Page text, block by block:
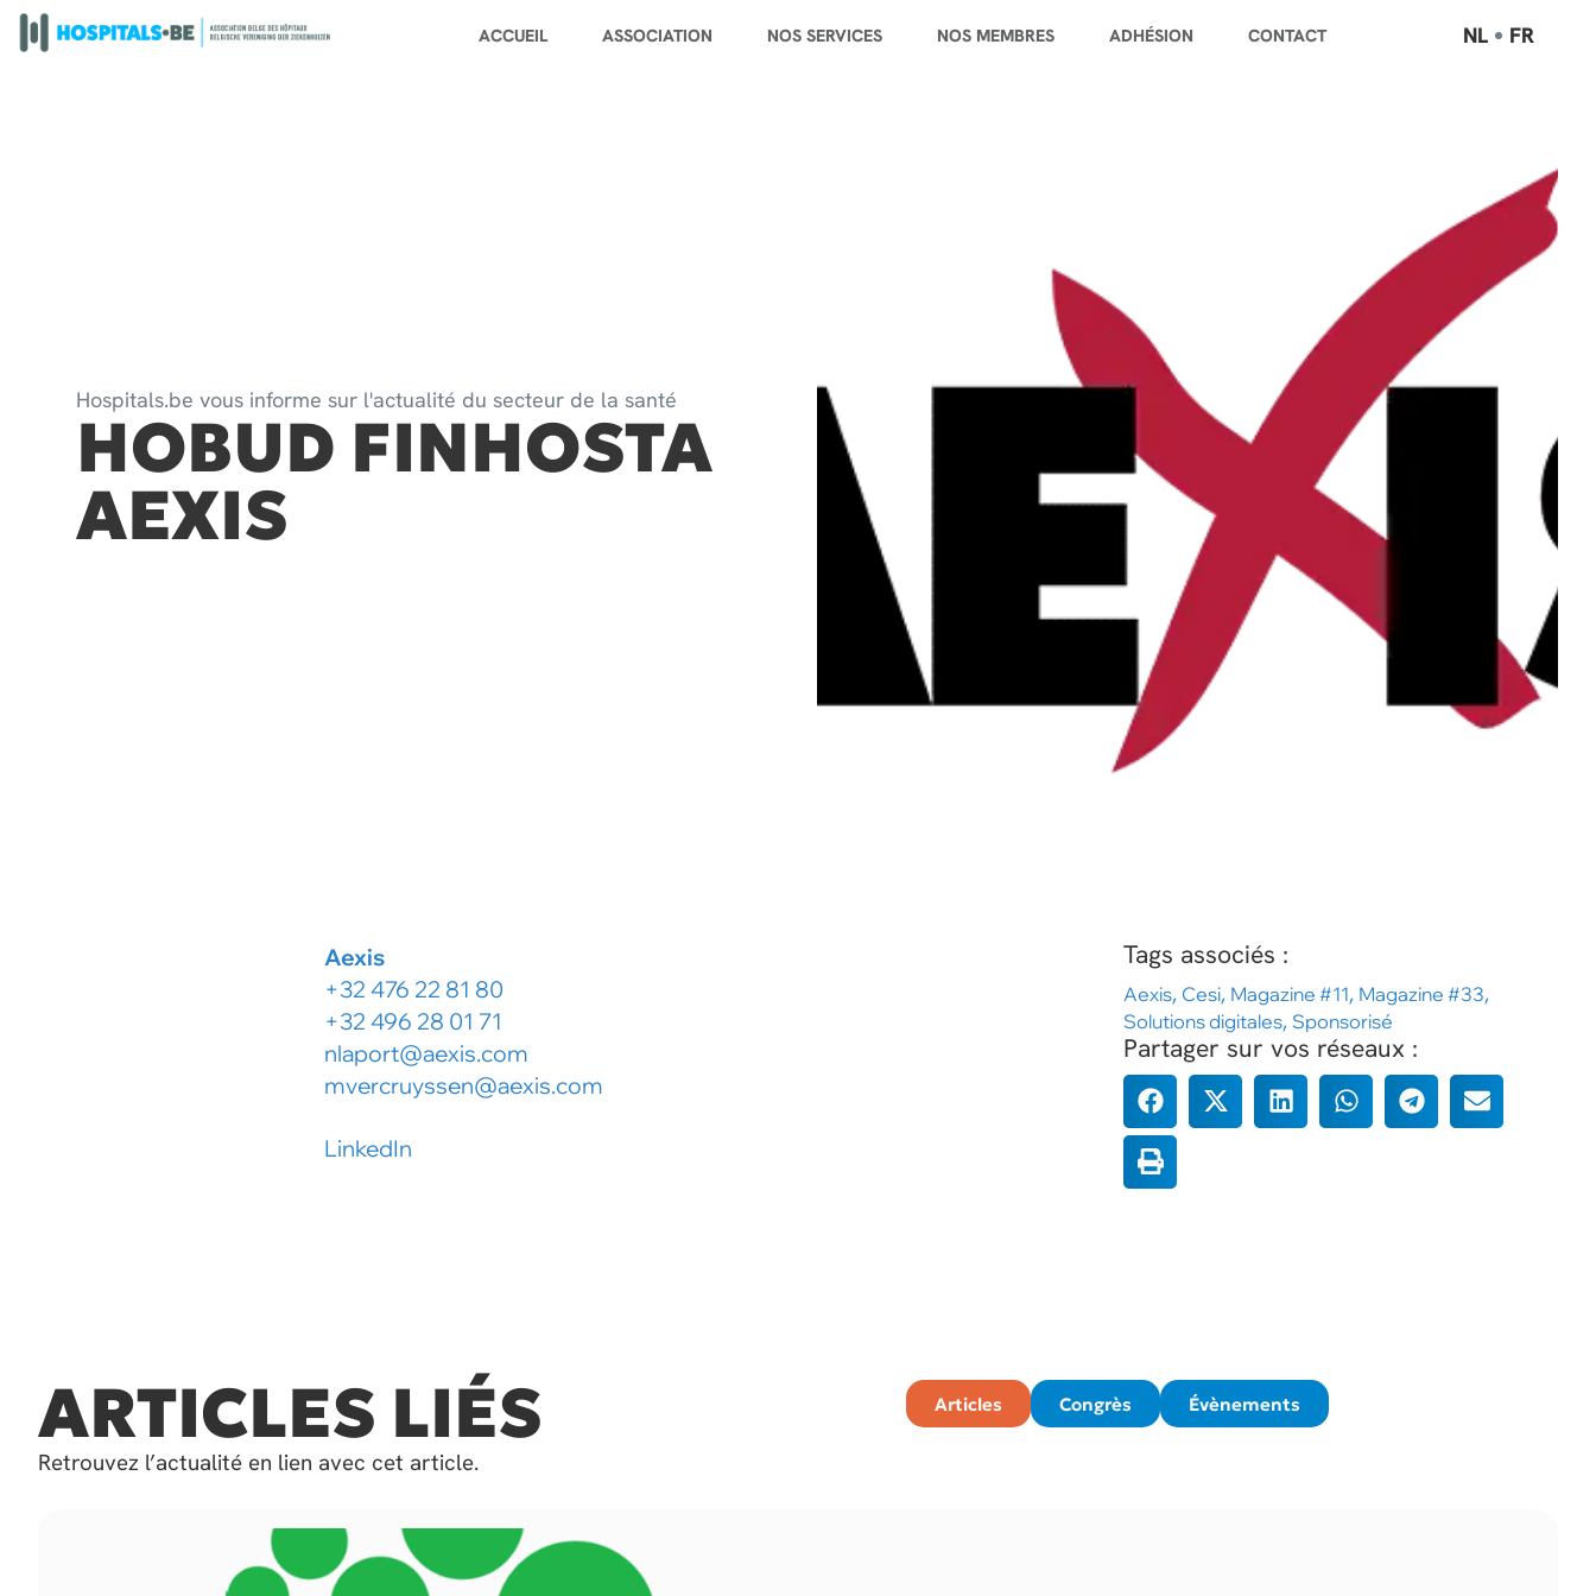
ACCUEIL ASSOCIATION NOS SERVICES NOS MEMBRES ADHÉSION CONTACT NL FR
Hospitals.be vous informe sur l'actualité du secteur de la santé
HOBUD FINHOSTA
AEXIS
Aexis
+32 476 22 81 80
+32 496 28 01 71
nlaport@aexis.com
mvercruyssen@aexis.com
LinkedIn
Tags associés :
Aexis, Cesi, Magazine #11, Magazine #33,
Solutions digitales,Sponsorisé
Partager sur vos réseaux :
ARTICLES LIÉS
Retrouvez l’actualité en lien avec cet article.
Articles Congrès Évènements